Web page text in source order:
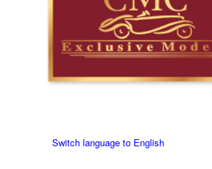
Switch language to English